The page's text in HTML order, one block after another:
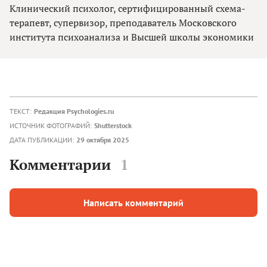
Клинический психолог, сертифицированный схема-
терапевт, супервизор, преподаватель Московского
института психоанализа и Высшей школы экономики
ТЕКСТ: Редакция Psychologies.ru
ИСТОЧНИК ФОТОГРАФИЙ: Shutterstock
ДАТА ПУБЛИКАЦИИ: 29 октября 2025
Комментарии 1
Написать комментарий